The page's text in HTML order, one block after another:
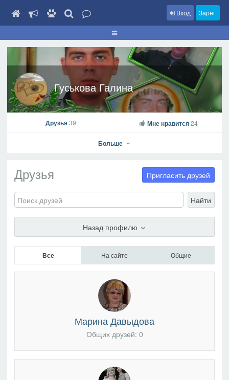
Вход Зарег.
Гуськова Галина
Гуськова Галина
На профиль
Фото Видео
Друзья39 Мне нравится24
Больше
Друзья
Найти
Пригласить друзей
Назад профилю
Все На сайте Общие
Марина Давыдова
Общих друзей: 0